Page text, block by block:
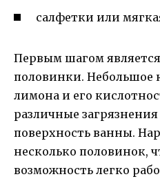
салфетки или
Первым шагом
половинки. Небольшое
лимона и его
различные
поверхность ванны.
несколько половинок,
возможность легко